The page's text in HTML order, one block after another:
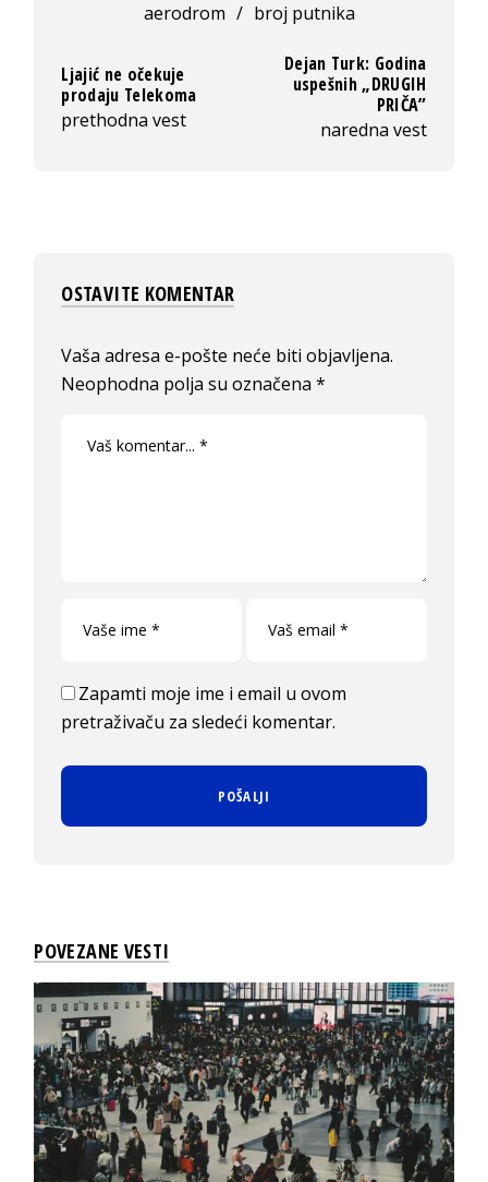
aerodrom / broj putnika
Ljajić ne očekuje
prodaju Telekoma
prethodna vest
Dejan Turk: Godina
uspešnih „DRUGIH
PRIČA”
naredna vest
OSTAVITE KOMENTAR
Vaša adresa e-pošte neće biti objavljena.
Neophodna polja su označena*
Zapamti moje ime i email u ovom
pretraživaču za sledeći komentar.
POVEZANE VESTI